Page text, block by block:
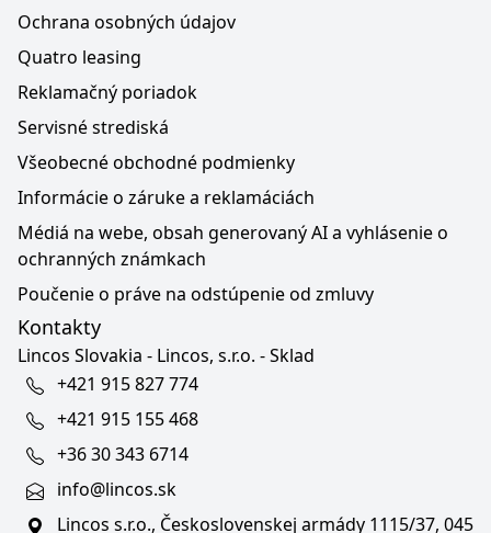
Ochrana osobných údajov
Quatro leasing
Reklamačný poriadok
Servisné strediská
Všeobecné obchodné podmienky
Informácie o záruke a reklamáciách
Médiá na webe, obsah generovaný AI a vyhlásenie o
ochranných známkach
Poučenie o práve na odstúpenie od zmluvy
Kontakty
Lincos Slovakia - Lincos, s.r.o. - Sklad
+421 915 827 774
+421 915 155 468
+36 30 343 6714
info@lincos.sk
Lincos s.r.o., Československej armády 1115/37, 045